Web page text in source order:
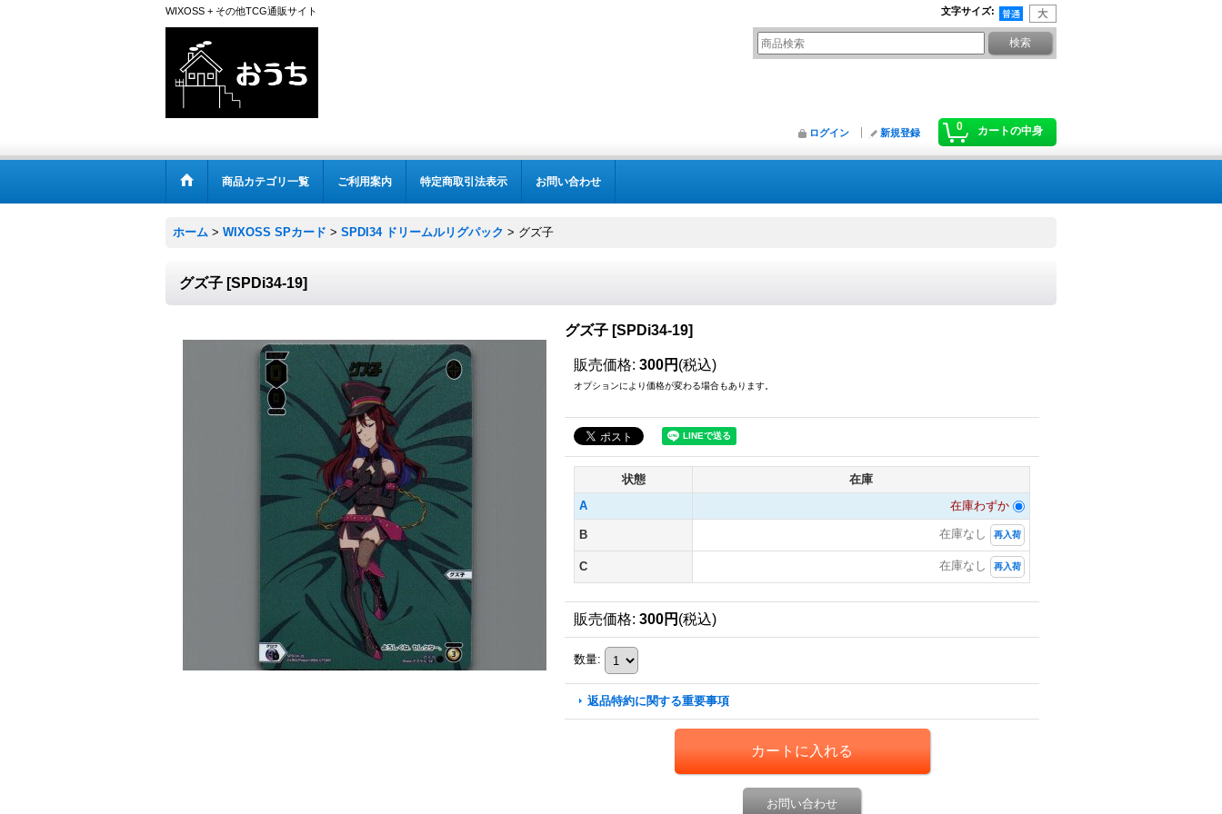
WIXOSS + その他TCG通販サイト 文字サイズ:
0 カートの中身
ログイン 新規登録
商品カテゴリ一覧 ご利用案内 特定商取引法表示 お問い合わせ
ホーム > WIXOSS SPカード > SPDI34 ドリームルリグパック > グズ子
グズ子 [SPDi34-19]
グズ子 [SPDi34-19]
販売価格: 300円 (税込)
オプションにより価格が変わる場合もあります。
状態
在庫
A
在庫わずか
B 在庫なし 再入荷
C 在庫なし 再入荷
販売価格: 300円 (税込)
数量:
返品特約に関する重要事項
お問い合わせ